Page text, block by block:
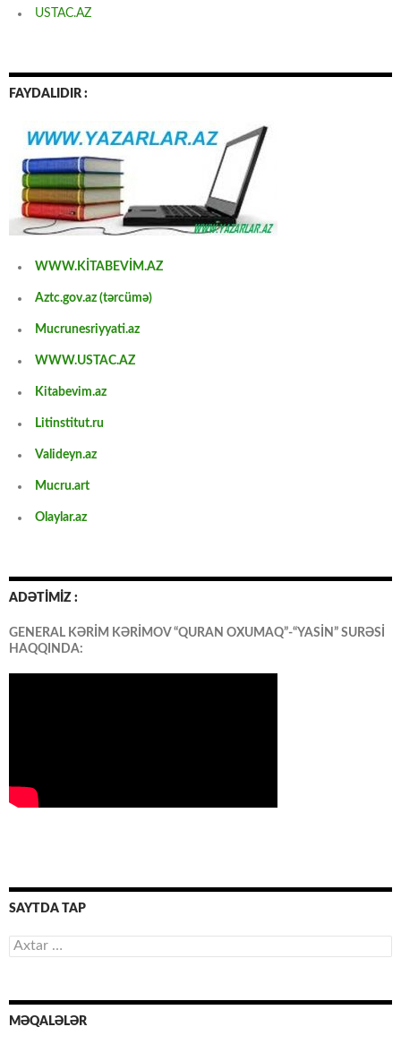
USTAC.AZ
FAYDALIDIR :
WWW.KİTABEVİM.AZ
Aztc.gov.az (tərcümə)
Mucrunesriyyati.az
WWW.USTAC.AZ
Kitabevim.az
Litinstitut.ru
Valideyn.az
Mucru.art
Olaylar.az
ADƏTİMİZ :
GENERAL KƏRİM KƏRİMOV “QURAN OXUMAQ”-“YASİN” SURƏSİ
HAQQINDA:
SAYTDA TAP
Axtarış:
MƏQALƏLƏR